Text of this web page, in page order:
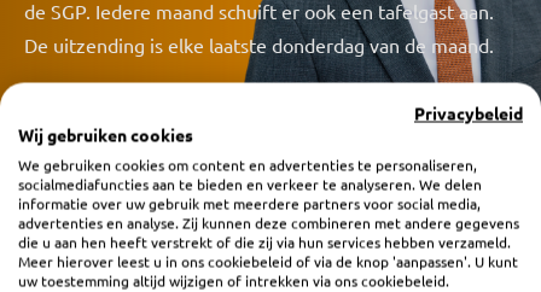
de SGP. Iedere maand schuift er ook een tafelgast aan.
De uitzending is elke laatste donderdag van de maand.
Privacybeleid
Wij gebruiken cookies
We gebruiken cookies om content en advertenties te personaliseren,
socialmediafuncties aan te bieden en verkeer te analyseren. We delen
informatie over uw gebruik met meerdere partners voor social media,
advertenties en analyse. Zij kunnen deze combineren met andere gegevens
die u aan hen heeft verstrekt of die zij via hun services hebben verzameld.
Meer hierover leest u in ons cookiebeleid of via de knop 'aanpassen'. U kunt
uw toestemming altijd wijzigen of intrekken via ons cookiebeleid.